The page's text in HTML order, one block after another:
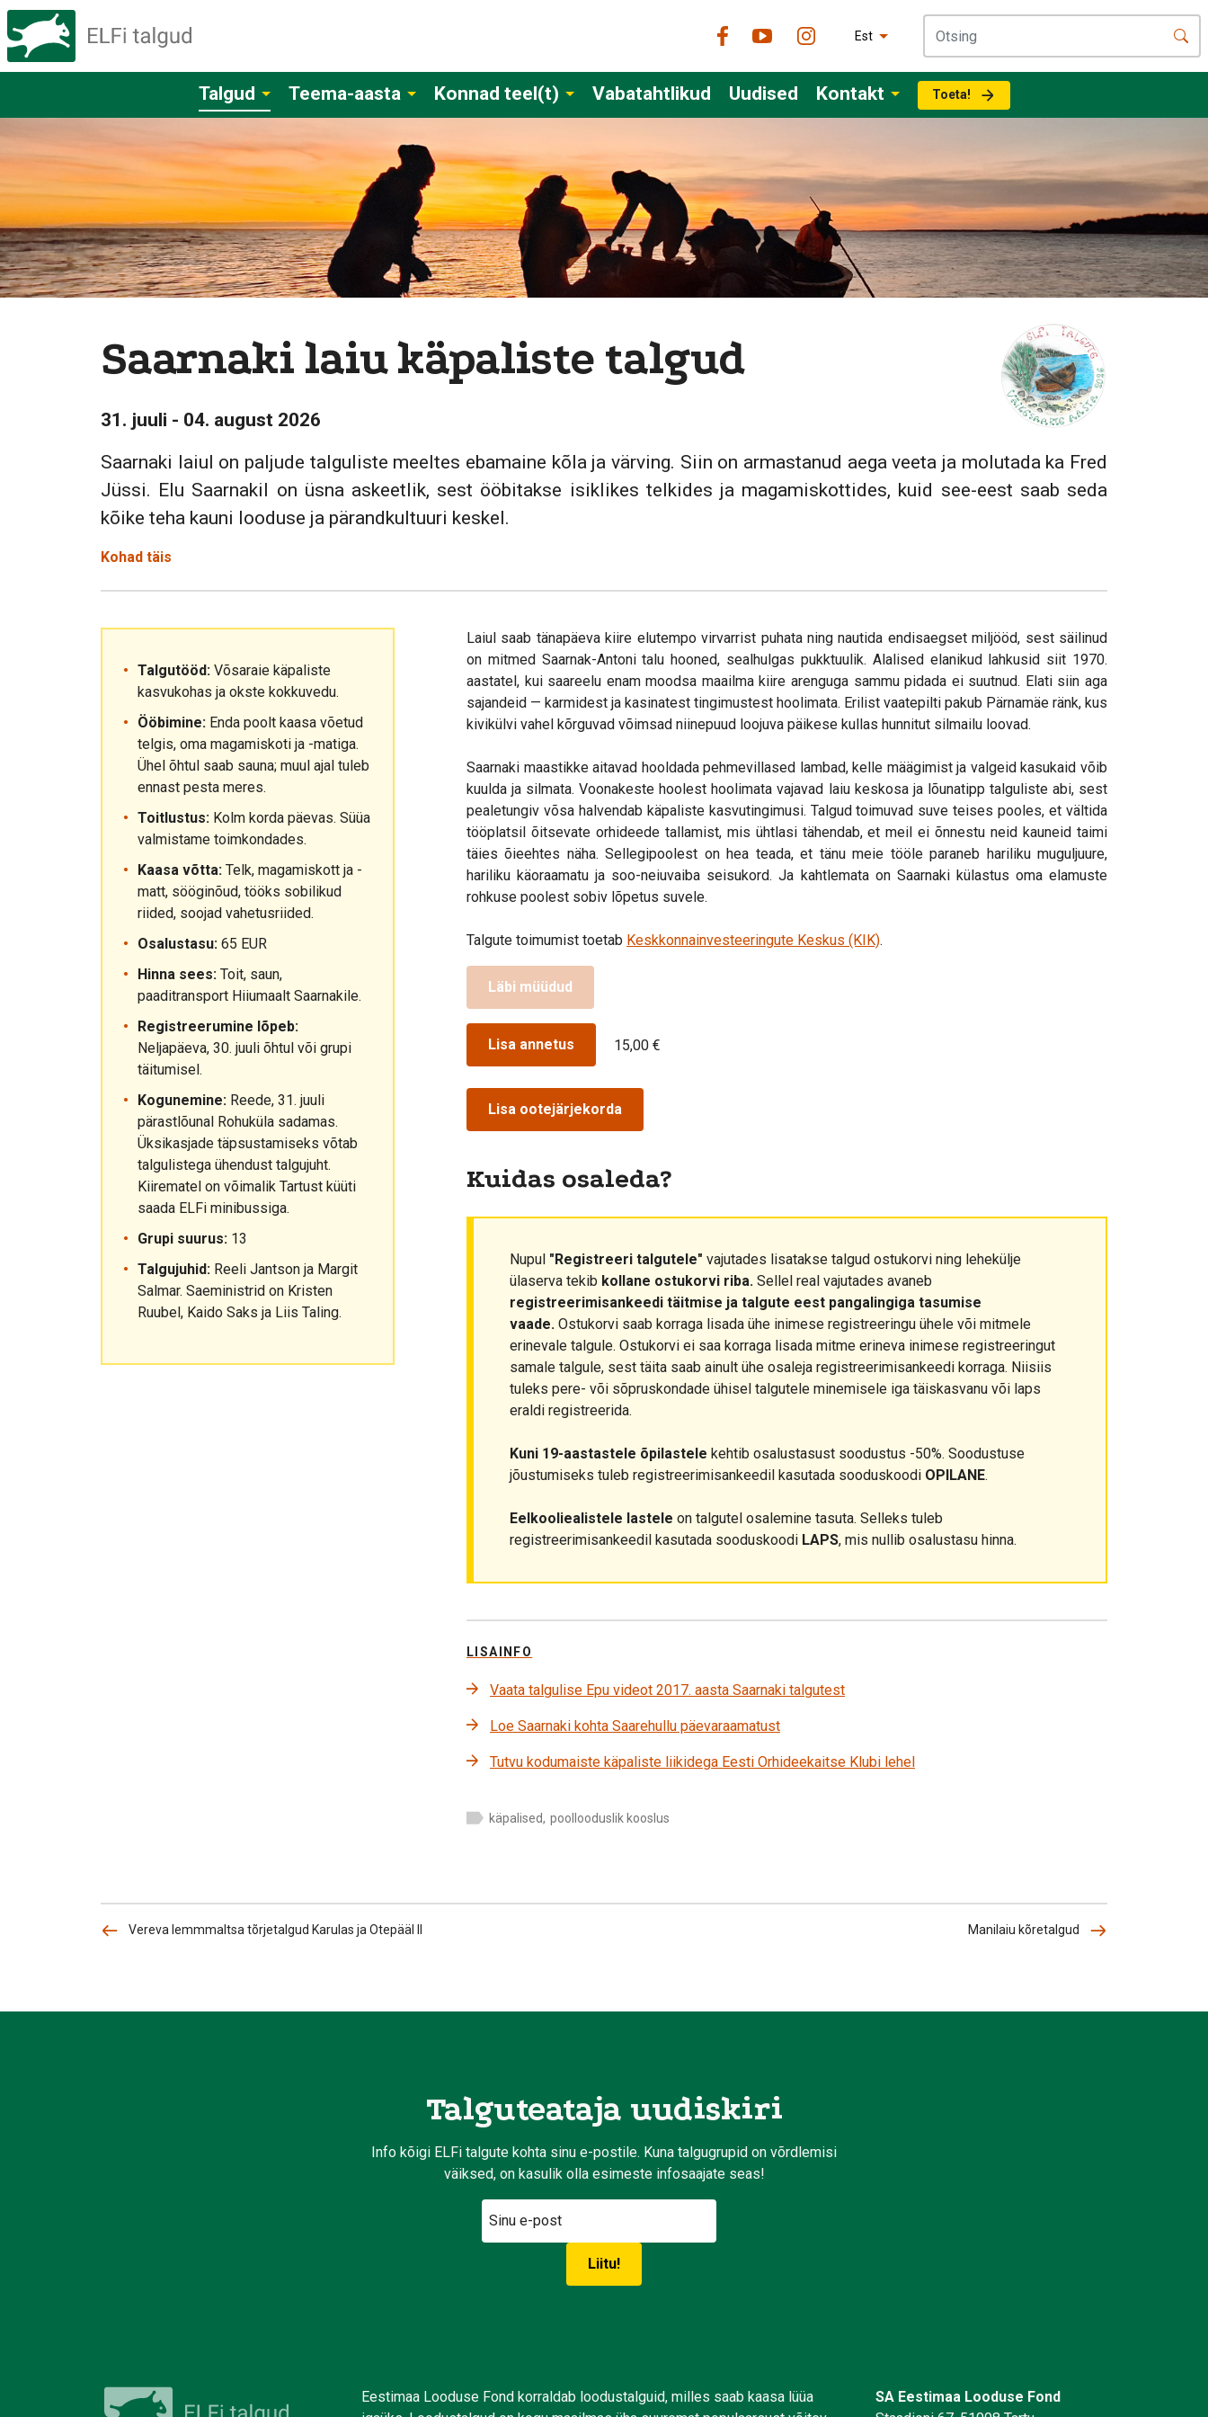
Est
Talgud Teema-aasta Konnad teel(t) Vabatahtlikud Uudised Kontakt Toeta!
Saarnaki laiu käpaliste talgud
31. juuli - 04. august 2026
Saarnaki laiul on paljude talguliste meeltes ebamaine kõla ja värving. Siin on armastanud aega veeta ja molutada ka Fred
Jüssi. Elu Saarnakil on üsna askeetlik, sest ööbitakse isiklikes telkides ja magamiskottides, kuid see-eest saab seda
kõike teha kauni looduse ja pärandkultuuri keskel.
Kohad täis
Talgutööd: Võsaraie käpaliste
kasvukohas ja okste kokkuvedu.
Ööbimine: Enda poolt kaasa võetud
telgis, oma magamiskoti ja -matiga.
Ühel õhtul saab sauna; muul ajal tuleb
ennast pesta meres.
Toitlustus: Kolm korda päevas. Süüa
valmistame toimkondades.
Kaasa võtta: Telk, magamiskott ja -
matt, sööginõud, tööks sobilikud
riided, soojad vahetusriided.
Osalustasu: 65 EUR
Hinna sees: Toit, saun,
paaditransport Hiiumaalt Saarnakile.
Registreerumine lõpeb:
Neljapäeva, 30. juuli õhtul või grupi
täitumisel.
Kogunemine: Reede, 31. juuli
pärastlõunal Rohuküla sadamas.
Üksikasjade täpsustamiseks võtab
talgulistega ühendust talgujuht.
Kiirematel on võimalik Tartust küüti
saada ELFi minibussiga.
Grupi suurus: 13
Talgujuhid: Reeli Jantson ja Margit
Salmar. Saeministrid on Kristen
Ruubel, Kaido Saks ja Liis Taling.
Laiul saab tänapäeva kiire elutempo virvarrist puhata ning nautida endisaegset miljööd, sest säilinud
on mitmed Saarnak-Antoni talu hooned, sealhulgas pukktuulik. Alalised elanikud lahkusid siit 1970.
aastatel, kui saareelu enam moodsa maailma kiire arenguga sammu pidada ei suutnud. Elati siin aga
sajandeid — karmidest ja kasinatest tingimustest hoolimata. Erilist vaatepilti pakub Pärnamäe ränk, kus
kivikülvi vahel kõrguvad võimsad niinepuud loojuva päikese kullas hunnitut silmailu loovad.
Saarnaki maastikke aitavad hooldada pehmevillased lambad, kelle määgimist ja valgeid kasukaid võib
kuulda ja silmata. Voonakeste hoolest hoolimata vajavad laiu keskosa ja lõunatipp talguliste abi, sest
pealetungiv võsa halvendab käpaliste kasvutingimusi. Talgud toimuvad suve teises pooles, et vältida
tööplatsil õitsevate orhideede tallamist, mis ühtlasi tähendab, et meil ei õnnestu neid kauneid taimi
täies õieehtes näha. Sellegipoolest on hea teada, et tänu meie tööle paraneb hariliku muguljuure,
hariliku käoraamatu ja soo-neiuvaiba seisukord. Ja kahtlemata on Saarnaki külastus oma elamuste
rohkuse poolest sobiv lõpetus suvele.
Talgute toimumist toetab Keskkonnainvesteeringute Keskus (KIK).
Läbi müüdud
Lisa annetus 15,00 €
Lisa ootejärjekorda
Kuidas osaleda?
Nupul "Registreeri talgutele" vajutades lisatakse talgud ostukorvi ning lehekülje
ülaserva tekib kollane ostukorvi riba. Sellel real vajutades avaneb
registreerimisankeedi täitmise ja talgute eest pangalingiga tasumise
vaade. Ostukorvi saab korraga lisada ühe inimese registreeringu ühele või mitmele
erinevale talgule. Ostukorvi ei saa korraga lisada mitme erineva inimese registreeringut
samale talgule, sest täita saab ainult ühe osaleja registreerimisankeedi korraga. Niisiis
tuleks pere- või sõpruskondade ühisel talgutele minemisele iga täiskasvanu või laps
eraldi registreerida.
Kuni 19-aastastele õpilastele kehtib osalustasust soodustus -50%. Soodustuse
jõustumiseks tuleb registreerimisankeedil kasutada sooduskoodi OPILANE.
Eelkooliealistele lastele on talgutel osalemine tasuta. Selleks tuleb
registreerimisankeedil kasutada sooduskoodi LAPS, mis nullib osalustasu hinna.
LISAINFO
Vaata talgulise Epu videot 2017. aasta Saarnaki talgutest
Loe Saarnaki kohta Saarehullu päevaraamatust
Tutvu kodumaiste käpaliste liikidega Eesti Orhideekaitse Klubi lehel
käpalised, poollooduslik kooslus
Vereva lemmmaltsa tõrjetalgud Karulas ja Otepääl II Manilaiu kõretalgud
Talguteataja uudiskiri
Info kõigi ELFi talgute kohta sinu e-postile. Kuna talgugrupid on võrdlemisi
väiksed, on kasulik olla esimeste infosaajate seas!
Eestimaa Looduse Fond korraldab loodustalguid, milles saab kaasa lüüa
SA Eestimaa Looduse Fond